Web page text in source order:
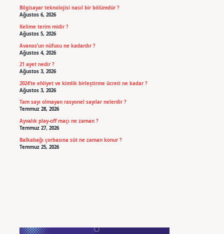
Bilgisayar teknolojisi nasıl bir bölümdür ?
Ağustos 6, 2026
Kelime terim midir ?
Ağustos 5, 2026
Avanos’un nüfusu ne kadardır ?
Ağustos 4, 2026
21 ayet nedir ?
Ağustos 3, 2026
2024’te ehliyet ve kimlik birleştirme ücreti ne kadar ?
Ağustos 3, 2026
Tam sayı olmayan rasyonel sayılar nelerdir ?
Temmuz 28, 2026
Ayvalık play-off maçı ne zaman ?
Temmuz 27, 2026
Balkabağı çorbasına süt ne zaman konur ?
Temmuz 25, 2026